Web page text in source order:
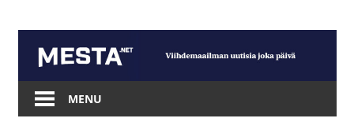
content
Mesta.net
MENU